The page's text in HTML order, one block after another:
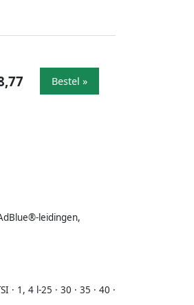
Bestel »
leidingen,
· 1, 4 l-25 · 30 · 35 · 40 ·